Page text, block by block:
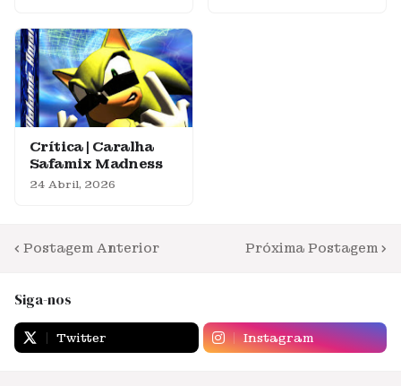
Crítica | Caralha
Safamix Madness
24 Abril, 2026
Postagem Anterior Próxima Postagem
Siga-nos
Twitter Instagram